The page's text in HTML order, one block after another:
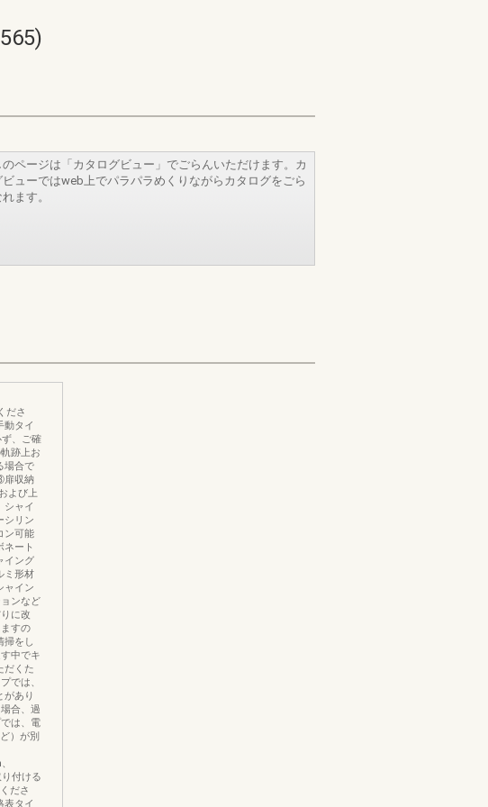
のページは「カタログビュー」でごらんいただけます。カ
ビューではweb上でパラパラめくりながらカタログをごら
ます。
ださ
動タイ
、ご確
跡上お
場合で
扉収納
よび上
シャイ
シリン
ン可能
ネート
イング
ミ形材
ャイン
ンなど
に改
すの
掃をし
中でキ
だくた
では、
があり
合、過
は、電
）が別
、
付ける
ださ
表タイ